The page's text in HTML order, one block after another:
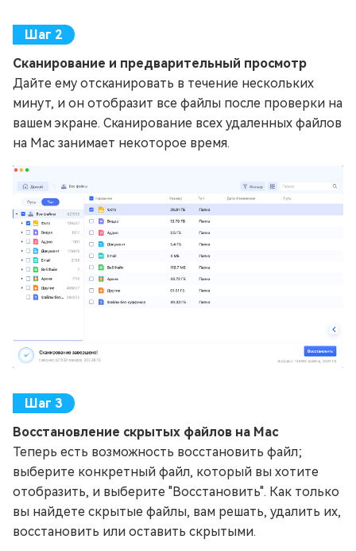
Сканирование и предварительный просмотр
Дайте ему отсканировать в течение нескольких
минут, и он отобразит все файлы после проверки на
вашем экране. Сканирование всех удаленных файлов
на Mac занимает некоторое время.
Восстановление скрытых файлов на Mac
Теперь есть возможность восстановить файл;
выберите конкретный файл, который вы хотите
отобразить, и выберите "Восстановить". Как только
вы найдете скрытые файлы, вам решать, удалить их,
восстановить или оставить скрытыми.